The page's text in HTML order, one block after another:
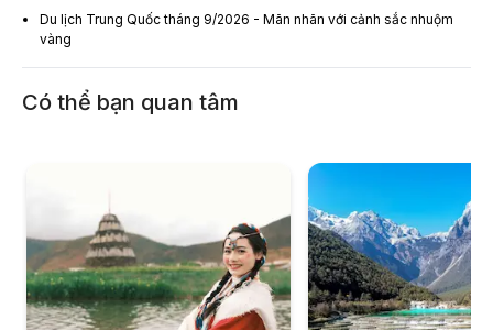
Du lịch Trung Quốc tháng 9/2026 - Mãn nhãn với cảnh sắc nhuộm
vàng
Có thể bạn quan tâm